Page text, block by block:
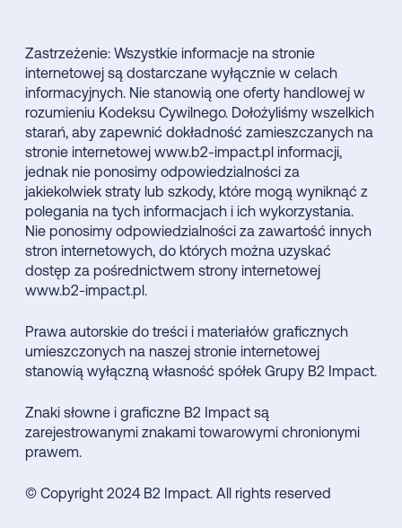
Zastrzeżenie: Wszystkie informacje na stronie
internetowej są dostarczane wyłącznie w celach
informacyjnych. Nie stanowią one oferty handlowej w
rozumieniu Kodeksu Cywilnego. Dołożyliśmy wszelkich
starań, aby zapewnić dokładność zamieszczanych na
stronie internetowej www.b2-impact.pl informacji,
jednak nie ponosimy odpowiedzialności za
jakiekolwiek straty lub szkody, które mogą wyniknąć z
polegania na tych informacjach i ich wykorzystania.
Nie ponosimy odpowiedzialności za zawartość innych
stron internetowych, do których można uzyskać
dostęp za pośrednictwem strony internetowej
www.b2-impact.pl.
Prawa autorskie do treści i materiałów graficznych
umieszczonych na naszej stronie internetowej
stanowią wyłączną własność spółek Grupy B2 Impact.
Znaki słowne i graficzne B2 Impact są
zarejestrowanymi znakami towarowymi chronionymi
prawem.
© Copyright 2024 B2 Impact. All rights reserved